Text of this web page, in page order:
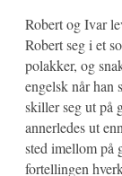
Robert og Ivar
Robert seg i et
polakker, og
engelsk når han
skiller seg ut på
annerledes ut
sted imellom på
fortellingen